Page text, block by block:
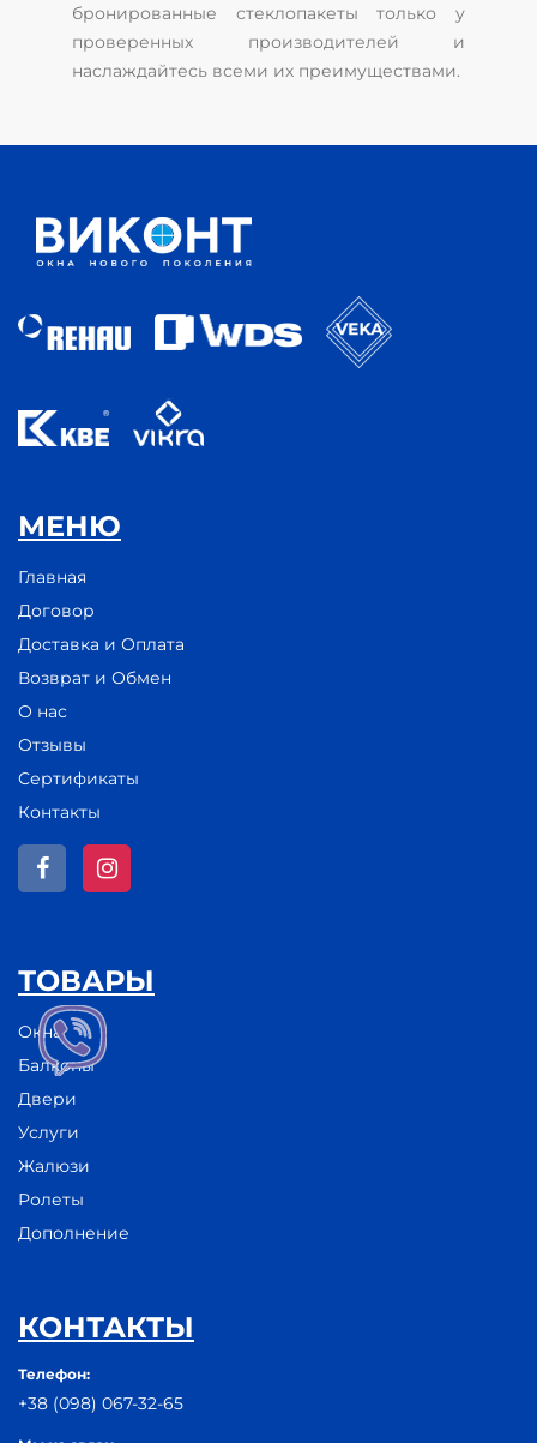
бронированные стеклопакеты только у
проверенных производителей и
наслаждайтесь всеми их преимуществами.
МЕНЮ
Главная
Договор
Доставка и Оплата
Возврат и Обмен
О нас
Отзывы
Сертификаты
Контакты
ТОВАРЫ
Окна
Балконы
Двери
Услуги
Жалюзи
Ролеты
Дополнение
КОНТАКТЫ
Телефон:
+38 (098) 067-32-65